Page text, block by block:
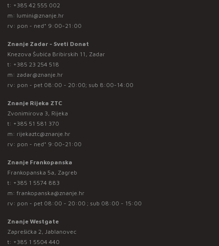
t: +385 42 555 002
m: lumini@znanje.hr
rv: pon - ned* 9:00-21:00
Znanje Zadar - Sveti Donat
Knezova Šubića Bribirskih 11, Zadar
t: +385 23 254 518
m: zadar@znanje.hr
rv: pon - pet 08:00 - 20:00; sub 8:00-14:00
Znanje Rijeka ZTC
Zvonimirova 3, Rijeka
t: +385 51 581 370
m: rijekaztc@znanje.hr
rv: pon - ned* 9:00-21:00
Znanje Frankopanska
Frankopanska 5a, Zagreb
t: +385 1 5574 883
m: frankopanska@znanje.hr
rv: pon - pet 08:00 - 20:00 ; sub 08:00 - 15:00
Znanje Westgate
Zaprešićka 2, Jablanovec
t: +385 1 5504 440